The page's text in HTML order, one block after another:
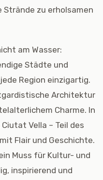
zu erholsamen
am Wasser:
Städte und
Region einzigartig.
Architektur
Charme. In
Ciutat Vella – Teil des
Flair und Geschichte.
Muss für Kultur- und
inspirierend und